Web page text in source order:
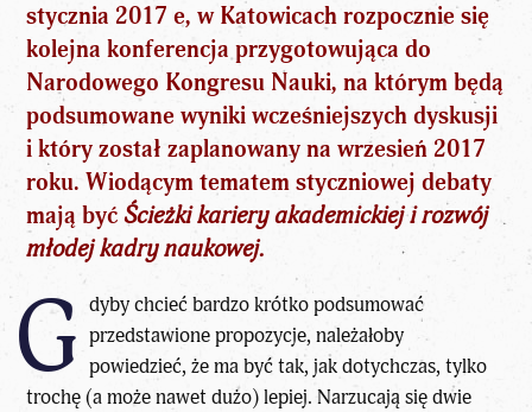
stycznia 2017 e, w Katowicach rozpocznie się
kolejna konferencja przygotowująca do
Narodowego Kongresu Nauki, na którym będą
podsumowane wyniki wcześniejszych dyskusji
i który został zaplanowany na wrzesień 2017
roku. Wiodącym tematem styczniowej debaty
mają byćŚcieżki kariery akademickiej i rozwój
młodej kadry naukowej.
G dyby chcieć bardzo krótko podsumować
przedstawione propozycje, należałoby
powiedzieć, że ma być tak, jak dotychczas, tylko
trochę (a może nawet dużo) lepiej. Narzucają się dwie